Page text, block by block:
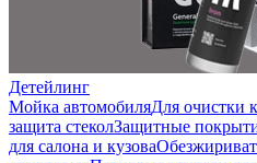
Детейлинг
Мойка автомобиляДля очистки
защита стеколЗащитные
для салона и кузова